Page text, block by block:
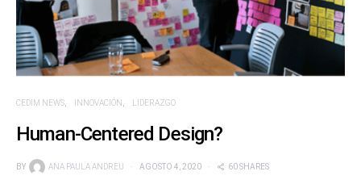
CEDIM NEWS INNOVACIÓN LIDERAZGO
Human-Centered Design?
BY ANA PAULA ANDREU AGOSTO 4, 2020 60 SHARES